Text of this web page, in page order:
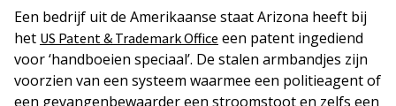
Een bedrijf uit de Amerikaanse staat Arizona heeft bij
het US Patent & Trademark Office een patent ingediend
voor ‘handboeien speciaal’. De stalen armbandjes zijn
voorzien van een systeem waarmee een politieagent of
een gevangenbewaarder een stroomstoot en zelfs een